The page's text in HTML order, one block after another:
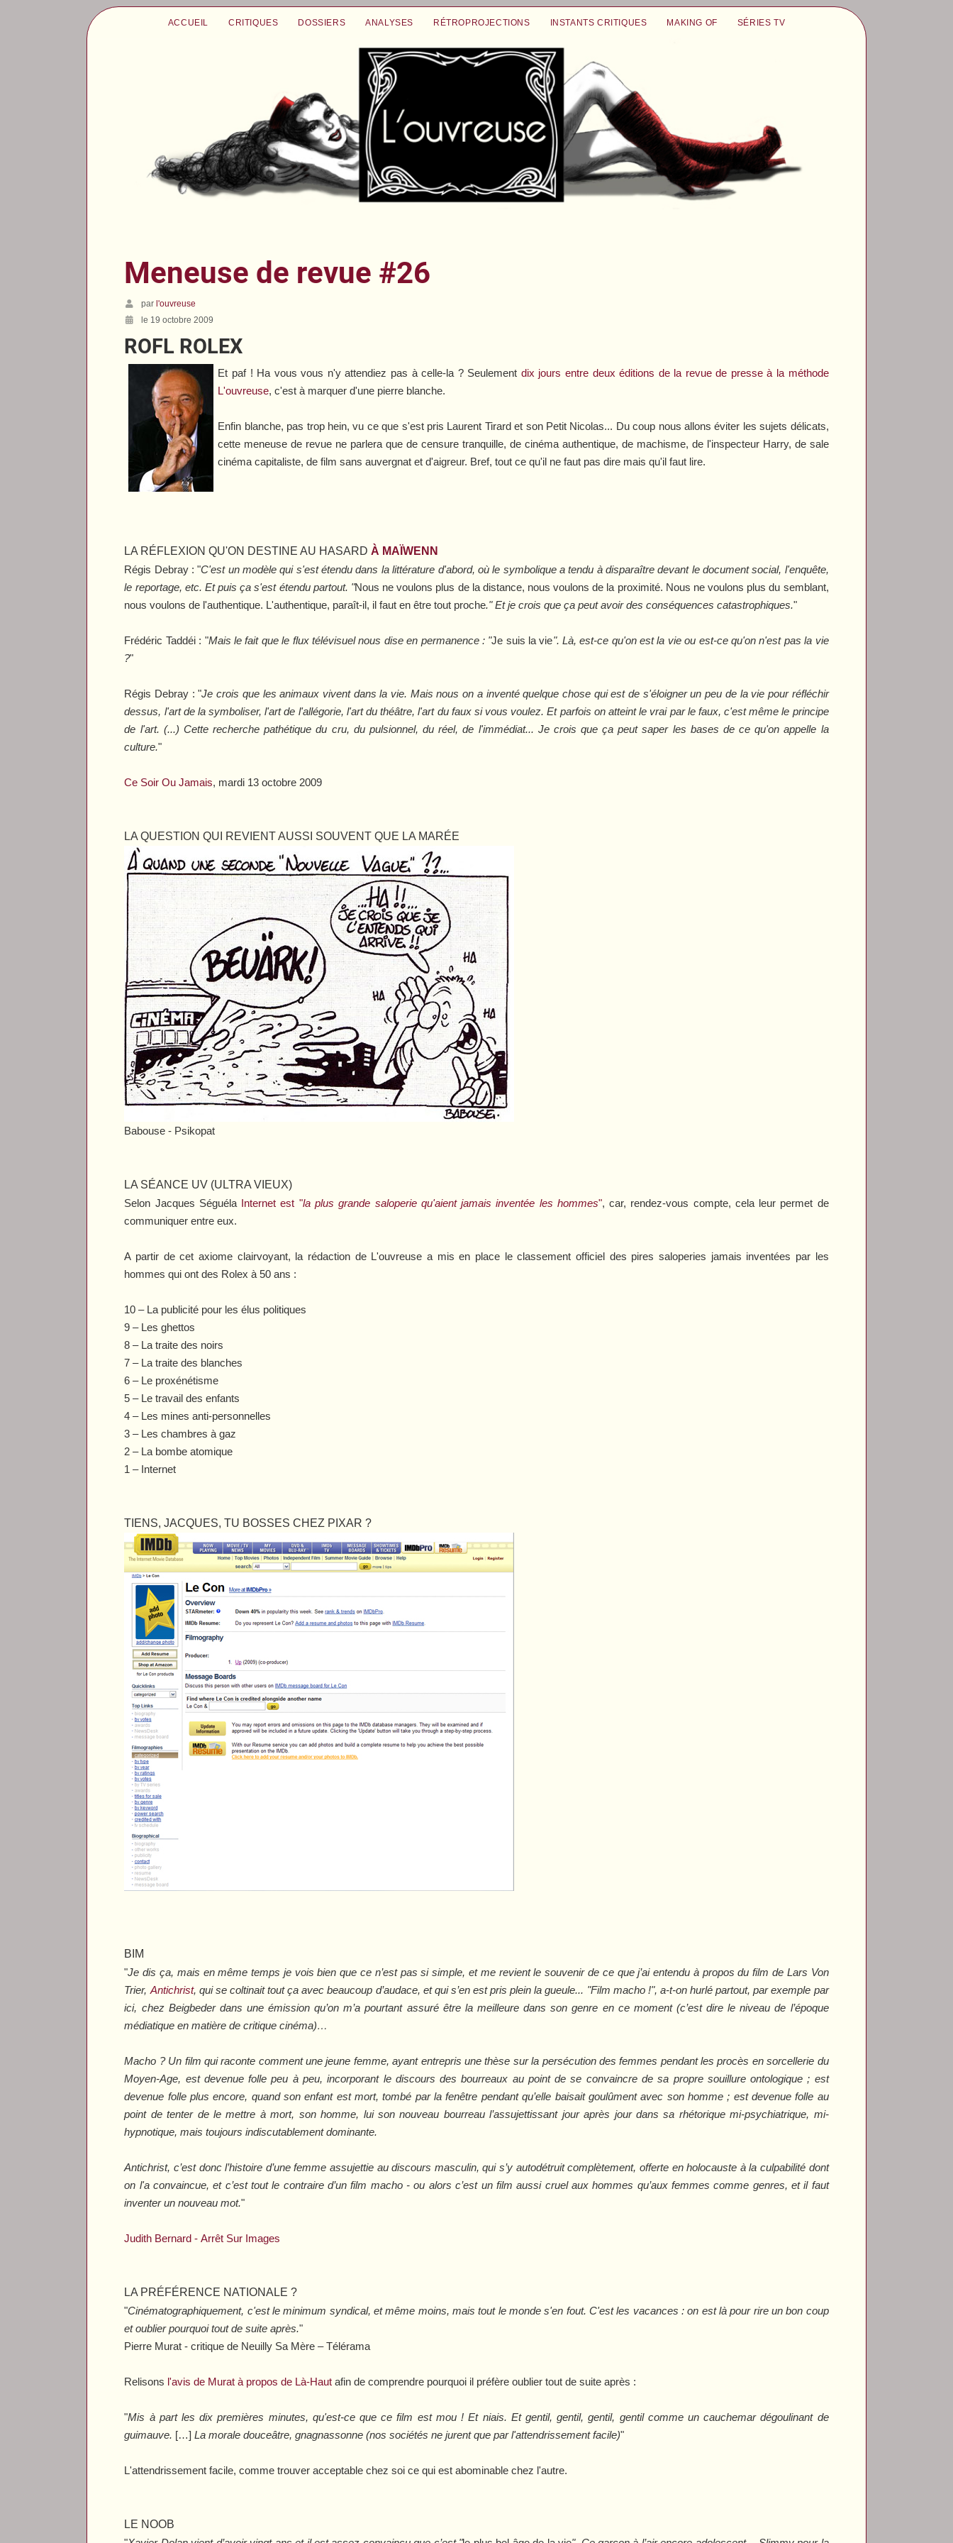
ACCUEIL CRITIQUES DOSSIERS ANALYSES RÉTROPROJECTIONS INSTANTS CRITIQUES MAKING OF SÉRIES TV
Meneuse de revue #26
parl'ouvreuse
le 19 octobre 2009
ROFL ROLEX
Et paf ! Ha vous vous n'y attendiez pas à celle-la ? Seulement dix jours entre deux éditions de la revue de presse à la méthode
L'ouvreuse, c'est à marquer d'une pierre blanche.
Enfin blanche, pas trop hein, vu ce que s'est pris Laurent Tirard et son Petit Nicolas... Du coup nous allons éviter les sujets délicats,
cette meneuse de revue ne parlera que de censure tranquille, de cinéma authentique, de machisme, de l'inspecteur Harry, de sale
cinéma capitaliste, de film sans auvergnat et d'aigreur. Bref, tout ce qu'il ne faut pas dire mais qu'il faut lire.
LA RÉFLEXION QU'ON DESTINE AU HASARDÀ MAÏWENN
Régis Debray : "C'est un modèle qui s'est étendu dans la littérature d'abord, où le symbolique a tendu à disparaître devant le document social, l'enquête,
le reportage, etc. Et puis ça s'est étendu partout. "Nous ne voulons plus de la distance, nous voulons de la proximité. Nous ne voulons plus du semblant,
nous voulons de l'authentique. L'authentique, paraît-il, il faut en être tout proche." Et je crois que ça peut avoir des conséquences catastrophiques."
Frédéric Taddéi : "Mais le fait que le flux télévisuel nous dise en permanence : "Je suis la vie". Là, est-ce qu'on est la vie ou est-ce qu'on n'est pas la vie
?"
Régis Debray : "Je crois que les animaux vivent dans la vie. Mais nous on a inventé quelque chose qui est de s'éloigner un peu de la vie pour réfléchir
dessus, l'art de la symboliser, l'art de l'allégorie, l'art du théâtre, l'art du faux si vous voulez. Et parfois on atteint le vrai par le faux, c'est même le principe
de l'art. (...) Cette recherche pathétique du cru, du pulsionnel, du réel, de l'immédiat... Je crois que ça peut saper les bases de ce qu'on appelle la
culture."
Ce Soir Ou Jamais, mardi 13 octobre 2009
LA QUESTION QUI REVIENT AUSSI SOUVENT QUE LA MARÉE
Babouse - Psikopat
LA SÉANCE UV (ULTRA VIEUX)
Selon Jacques Séguéla Internet est "la plus grande saloperie qu'aient jamais inventée les hommes", car, rendez-vous compte, cela leur permet de
communiquer entre eux.
A partir de cet axiome clairvoyant, la rédaction de L'ouvreuse a mis en place le classement officiel des pires saloperies jamais inventées par les
hommes qui ont des Rolex à 50 ans :
10 – La publicité pour les élus politiques
9 – Les ghettos
8 – La traite des noirs
7 – La traite des blanches
6 – Le proxénétisme
5 – Le travail des enfants
4 – Les mines anti-personnelles
3 – Les chambres à gaz
2 – La bombe atomique
1 – Internet
TIENS, JACQUES, TU BOSSES CHEZ PIXAR ?
BIM
"Je dis ça, mais en même temps je vois bien que ce n’est pas si simple, et me revient le souvenir de ce que j’ai entendu à propos du film de Lars Von
Trier, Antichrist, qui se coltinait tout ça avec beaucoup d’audace, et qui s’en est pris plein la gueule... "Film macho !", a-t-on hurlé partout, par exemple par
ici, chez Beigbeder dans une émission qu’on m’a pourtant assuré être la meilleure dans son genre en ce moment (c’est dire le niveau de l’époque
médiatique en matière de critique cinéma)…
Macho ? Un film qui raconte comment une jeune femme, ayant entrepris une thèse sur la persécution des femmes pendant les procès en sorcellerie du
Moyen-Age, est devenue folle peu à peu, incorporant le discours des bourreaux au point de se convaincre de sa propre souillure ontologique ; est
devenue folle plus encore, quand son enfant est mort, tombé par la fenêtre pendant qu’elle baisait goulûment avec son homme ; est devenue folle au
point de tenter de le mettre à mort, son homme, lui son nouveau bourreau l’assujettissant jour après jour dans sa rhétorique mi-psychiatrique, mi-
hypnotique, mais toujours indiscutablement dominante.
Antichrist, c’est donc l’histoire d’une femme assujettie au discours masculin, qui s’y autodétruit complètement, offerte en holocauste à la culpabilité dont
on l'a convaincue, et c’est tout le contraire d’un film macho - ou alors c’est un film aussi cruel aux hommes qu’aux femmes comme genres, et il faut
inventer un nouveau mot."
Judith Bernard -Arrêt Sur Images
LA PRÉFÉRENCE NATIONALE ?
"Cinématographiquement, c'est le minimum syndical, et même moins, mais tout le monde s'en fout. C'est les vacances : on est là pour rire un bon coup
et oublier pourquoi tout de suite après."
Pierre Murat - critique de Neuilly Sa Mère –Télérama
Relisons l'avis de Murat à propos de Là-Haut afin de comprendre pourquoi il préfère oublier tout de suite après :
"Mis à part les dix premières minutes, qu'est-ce que ce film est mou ! Et niais. Et gentil, gentil, gentil, gentil comme un cauchemar dégoulinant de
guimauve. […]La morale douceâtre, gnagnassonne (nos sociétés ne jurent que par l'attendrissement facile)"
L'attendrissement facile, comme trouver acceptable chez soi ce qui est abominable chez l'autre.
LE NOOB